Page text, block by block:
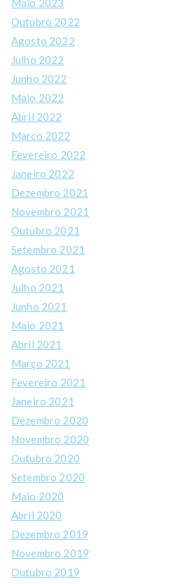
Maio 2023
Outubro 2022
Agosto 2022
Julho 2022
Junho 2022
Maio 2022
Abril 2022
Março 2022
Fevereiro 2022
Janeiro 2022
Dezembro 2021
Novembro 2021
Outubro 2021
Setembro 2021
Agosto 2021
Julho 2021
Junho 2021
Maio 2021
Abril 2021
Março 2021
Fevereiro 2021
Janeiro 2021
Dezembro 2020
Novembro 2020
Outubro 2020
Setembro 2020
Maio 2020
Abril 2020
Dezembro 2019
Novembro 2019
Outubro 2019